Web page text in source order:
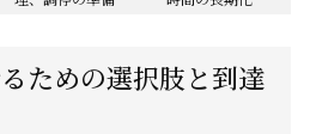
ための選択肢と到達